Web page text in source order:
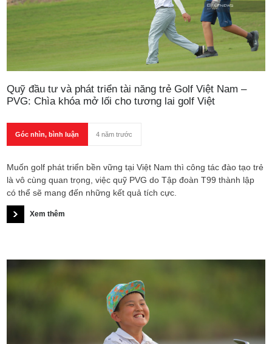
Quỹ đầu tư và phát triển tài năng trẻ Golf Việt Nam –
PVG: Chìa khóa mở lối cho tương lai golf Việt
Góc nhìn, bình luận 4 năm trước
Muốn golf phát triển bền vững tại Việt Nam thì công tác đào tạo trẻ
là vô cùng quan trọng, việc quỹ PVG do Tập đoàn T99 thành lập
có thể sẽ mang đến những kết quả tích cực.
Xem thêm